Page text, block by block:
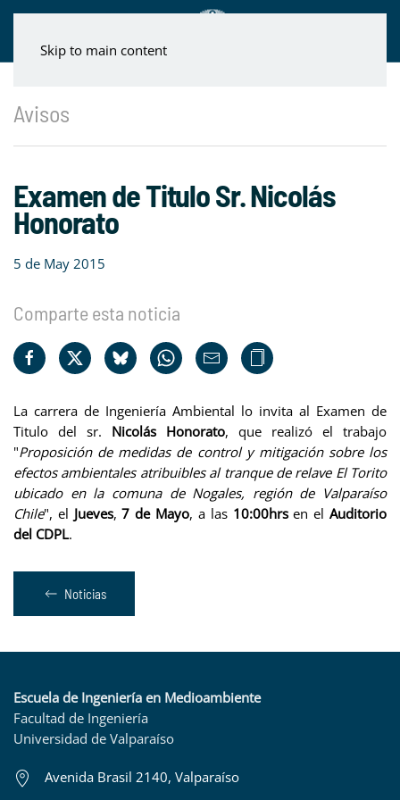
Skip to main content
Avisos
Examen de Titulo Sr. Nicolás
Honorato
5 de May 2015
Comparte esta noticia
La carrera de Ingeniería Ambiental lo invita al Examen de
Titulo del sr. Nicolás Honorato, que realizó el trabajo
"Proposición de medidas de control y mitigación sobre los
efectos ambientales atribuibles al tranque de relave El Torito
ubicado en la comuna de Nogales, región de Valparaíso
Chile", el Jueves,7 de Mayo, a las 10:00hrsen elAuditorio
del CDPL.
Noticias
Escuela de Ingeniería en Medioambiente
Facultad de Ingeniería
Universidad de Valparaíso
Avenida Brasil 2140, Valparaíso